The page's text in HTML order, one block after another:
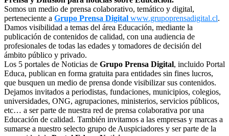
Somos un medio de prensa colaborativo, temático y digital,
perteneciente a Grupo Prensa Digital www.grupoprensadigital.cl.
Damos visibilidad a temas del área Educación, mediante la
publicación de contenidos de calidad, con una audiencia de
profesionales de todas las edades y tomadores de decisión del
ámbito público y privado.
Los 5 portales de Noticias de Grupo Prensa Digital, incluido Portal
Educa, publican en forma gratuita para entidades sin fines lucros,
que busquen un medio de prensa donde visibilizar sus contenidos.
Dejamos invitados a periodistas, fundaciones, municipios, colegios,
universidades, ONG, agrupaciones, ministerios, servicios públicos,
etc… a ser parte de nuestra red de prensa colaborativa por una
Educación de calidad. También invitamos a las empresas y marcas a
sumarse a nuestro selecto grupo de Auspiciadores y ser parte de la